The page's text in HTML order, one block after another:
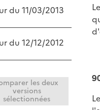
du 11/03/2013
du 12/12/2012
les deux
versions
sélectionnées